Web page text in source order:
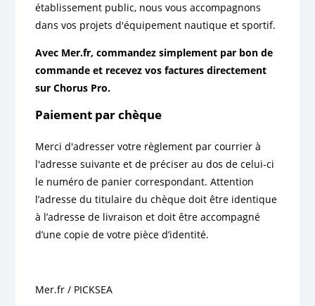
établissement public, nous vous accompagnons
dans vos projets d'équipement nautique et sportif.
Avec Mer.fr, commandez simplement par bon de
commande et recevez vos factures directement
sur Chorus Pro.
Paiement par chèque
Merci d'adresser votre règlement par courrier à
l'adresse suivante et de préciser au dos de celui-ci
le numéro de panier correspondant. Attention
l’adresse du titulaire du chèque doit être identique
à l’adresse de livraison et doit être accompagné
d’une copie de votre pièce d’identité.
Mer.fr / PICKSEA